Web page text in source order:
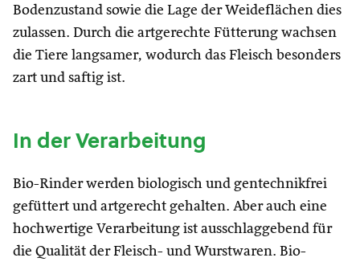
Bodenzustand sowie die Lage der Weideflächen dies
zulassen. Durch die artgerechte Fütterung wachsen
die Tiere langsamer, wodurch das Fleisch besonders
zart und saftig ist.
In der Verarbeitung
Bio-Rinder werden biologisch und gentechnikfrei
gefüttert und artgerecht gehalten. Aber auch eine
hochwertige Verarbeitung ist ausschlaggebend für
die Qualität der Fleisch- und Wurstwaren. Bio-